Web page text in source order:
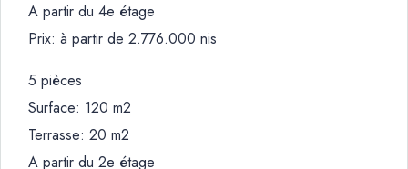
A partir du 4e étage
Prix: à partir de 2.776.000 nis
5 pièces
Surface: 120 m2
Terrasse: 20 m2
A partir du 2e étage